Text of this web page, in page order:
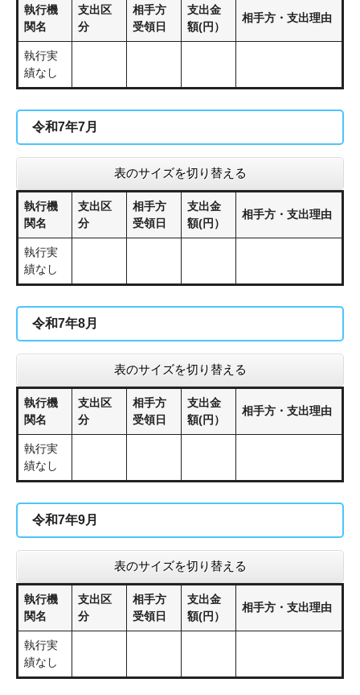
執行機
関名
支出区
分
相手方
受領日
支出金
額(円）
相手方・支出理由
執行実
績なし
令和7年7月
表のサイズを切り替える
執行機
関名
支出区
分
相手方
受領日
支出金
額(円）
相手方・支出理由
執行実
績なし
令和7年8月
表のサイズを切り替える
執行機
関名
支出区
分
相手方
受領日
支出金
額(円）
相手方・支出理由
執行実
績なし
令和7年9月
表のサイズを切り替える
執行機
関名
支出区
分
相手方
受領日
支出金
額(円）
相手方・支出理由
執行実
績なし